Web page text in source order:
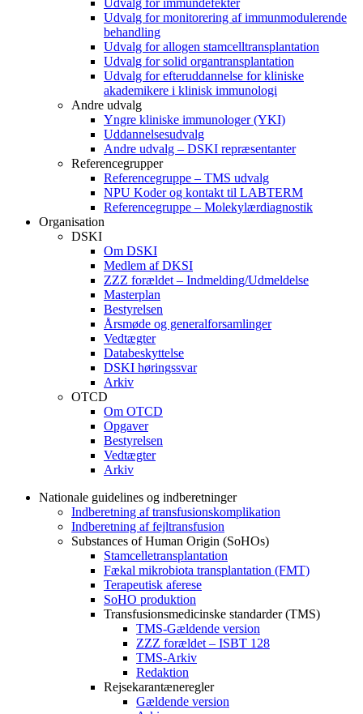
Udvalg for immundefekter
Udvalg for monitorering af immunmodulerende
behandling
Udvalg for allogen stamcelltransplantation
Udvalg for solid organtransplantation
Udvalg for efteruddannelse for kliniske
akademikere i klinisk immunologi
Andre udvalg
Yngre kliniske immunologer (YKI)
Uddannelsesudvalg
Andre udvalg – DSKI repræsentanter
Referencegrupper
Referencegruppe – TMS udvalg
NPU Koder og kontakt til LABTERM
Referencegruppe – Molekylærdiagnostik
Organisation
DSKI
Om DSKI
Medlem af DKSI
ZZZ forældet – Indmelding/Udmeldelse
Masterplan
Bestyrelsen
Årsmøde og generalforsamlinger
Vedtægter
Databeskyttelse
DSKI høringssvar
Arkiv
OTCD
Om OTCD
Opgaver
Bestyrelsen
Vedtægter
Arkiv
Nationale guidelines og indberetninger
Indberetning af transfusionskomplikation
Indberetning af fejltransfusion
Substances of Human Origin (SoHOs)
Stamcelletransplantation
Fækal mikrobiota transplantation (FMT)
Terapeutisk aferese
SoHO produktion
Transfusionsmedicinske standarder (TMS)
TMS-Gældende version
ZZZ forældet – ISBT 128
TMS-Arkiv
Redaktion
Rejsekarantæneregler
Gældende version